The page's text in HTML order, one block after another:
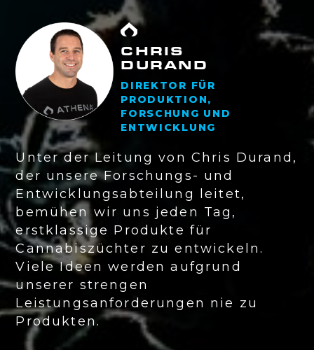
CHRIS
DURAND
DIREKTOR FÜR
PRODUKTION,
FORSCHUNG UND
ENTWICKLUNG
Unter der Leitung von Chris Durand,
der unsere Forschungs- und
Entwicklungsabteilung leitet,
bemühen wir uns jeden Tag,
erstklassige Produkte für
Cannabiszüchter zu entwickeln.
Viele Ideen werden aufgrund
unserer strengen
Leistungsanforderungen nie zu
Produkten.